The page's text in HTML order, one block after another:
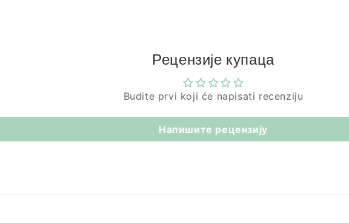
Рецензије купаца
Budite prvi koji će napisati recenziju
Напишите рецензију